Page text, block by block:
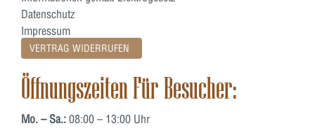
Datenschutz
Impressum
VERTRAG WIDERRUFEN
Öffnungszeiten Für Besucher:
Mo. – Sa.: 08:00 – 13:00 Uhr